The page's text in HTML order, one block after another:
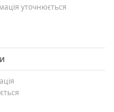
уточнюється